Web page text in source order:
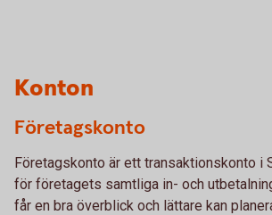
Konton
Företagskonto
Företagskonto är ett transaktionskonto i
för företagets samtliga in- och
får en bra överblick och lättare kan